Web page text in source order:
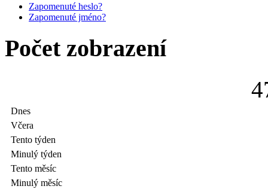
Zapomenuté heslo?
Zapomenuté jméno?
Počet zobrazení
4
Dnes
Včera
Tento týden
Minulý týden
Tento měsíc
Minulý měsíc